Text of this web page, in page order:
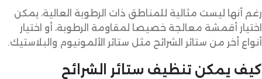
رغم أنها ليست مثالية للمناطق ذات الرطوبة العالية، يمكن
اختيار أقمشة معالجة خصيصا لمقاومة الرطوبة، أو اختيار
أنواع أخر من ستائر الشرائح مثل ستائر الألمونيوم والبلاستيك.
كيف يمكن تنظيف ستائر الشرائح